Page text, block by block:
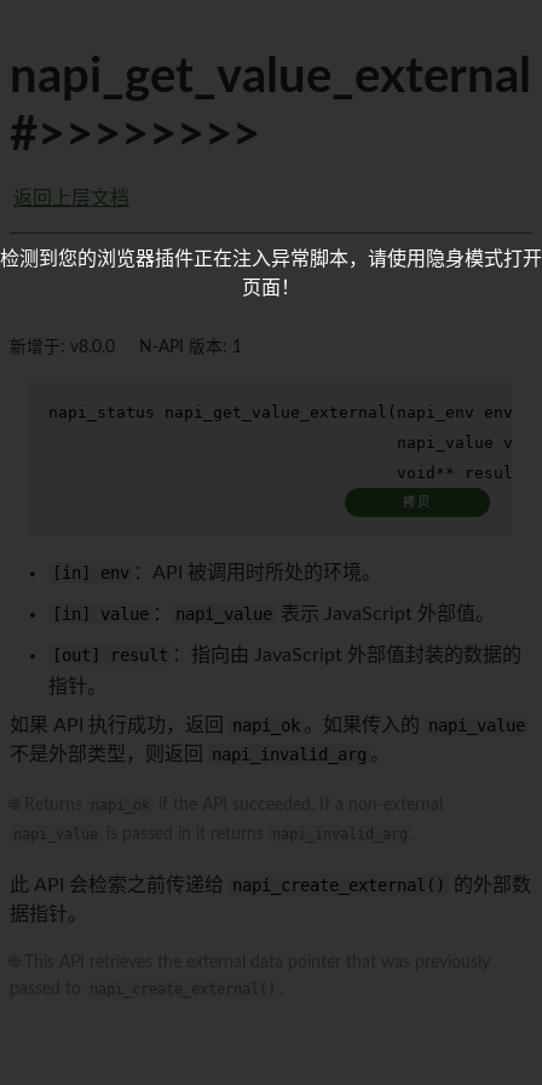
napi_get_value_external
#>>>>>>>>
返回上层文档
新增于: v8.0.0 N-API 版本: 1
napi_status napi_get_value_external (napi_env env,
napi_value
void ** result)
拷贝
[in] env ：API 被调用时所处的环境。
[in] value ： napi_value 表示 JavaScript 外部值。
[out] result ：指向由 JavaScript 外部值封装的数据的
指针。
如果 API 执行成功，返回
napi_ok 。如果传入的 napi_value
不是外部类型，则返回
napi_invalid_arg 。
此 API 会检索之前传递给 napi_create_external()
的外部数
据指针。
检测到您的浏览器插件正在注入异常脚本，请使用隐身模式打开
页面！